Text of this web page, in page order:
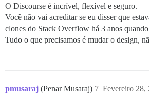
O Discourse é incrível, flexível e seguro.
Você não vai acreditar se eu disser que
clones do Stack Overflow há 3 anos
Tudo o que precisamos é mudar o design,
pmusaraj (Penar Musaraj) Fevereiro 28,
7